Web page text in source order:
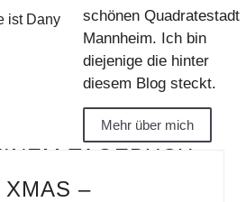
schönen Quadratestadt
Mannheim. Ich bin
diejenige die hinter
diesem Blog steckt.
Mehr über mich
TAGEBUCH
XMAS –